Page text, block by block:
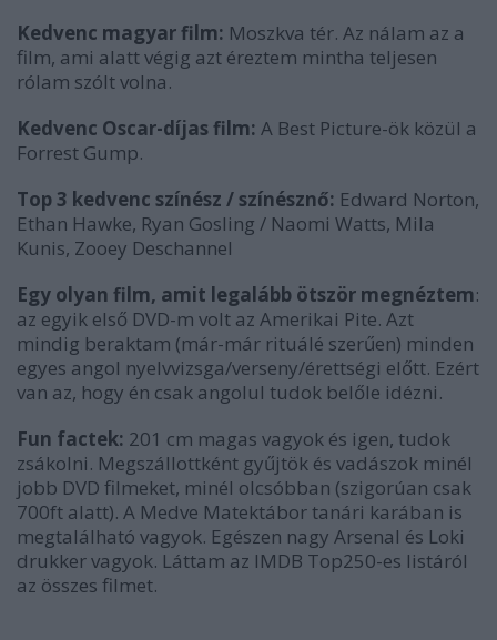
Kedvenc magyar film: Moszkva tér. Az nálam az a
film, ami alatt végig azt éreztem mintha teljesen
rólam szólt volna.
Kedvenc Oscar-díjas film: A Best Picture-ök közül a
Forrest Gump.
Top 3 kedvenc színész / színésznő: Edward Norton,
Ethan Hawke, Ryan Gosling / Naomi Watts, Mila
Kunis, Zooey Deschannel
Egy olyan film, amit legalább ötször megnéztem:
az egyik első DVD-m volt az Amerikai Pite. Azt
mindig beraktam (már-már rituálé szerűen) minden
egyes angol nyelvvizsga/verseny/érettségi előtt. Ezért
van az, hogy én csak angolul tudok belőle idézni.
Fun factek: 201 cm magas vagyok és igen, tudok
zsákolni. Megszállottként gyűjtök és vadászok minél
jobb DVD filmeket, minél olcsóbban (szigorúan csak
700ft alatt). A Medve Matektábor tanári karában is
megtalálható vagyok. Egészen nagy Arsenal és Loki
drukker vagyok. Láttam az IMDB Top250-es listáról
az összes filmet.